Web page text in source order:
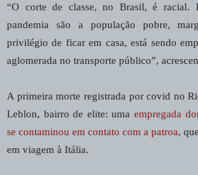
“O corte de classe, no Brasil, é racial.
pandemia são a população pobre,
privilégio de ficar em casa, está sendo
aglomerada no transporte público”,
A primeira morte registrada por covid no
Leblon, bairro de elite: uma empregada
se contaminou em contato com a patroa,
em viagem à Itália.